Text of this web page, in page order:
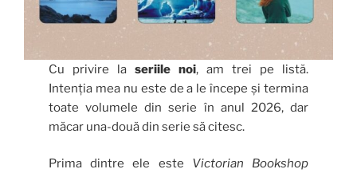
Cu privire laseriile noi, am trei pe listă.
Intenția mea nu este de a le începe și termina
toate volumele din serie în anul 2026, dar
măcar una-două din serie să citesc.
Prima dintre ele este Victorian Bookshop